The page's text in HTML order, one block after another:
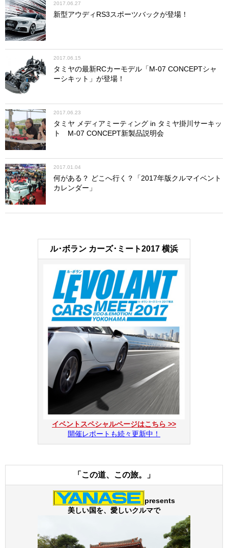
2017.06.27
新型アウディRS3スポーツバックが登場！
2017.06.15
タミヤの最新RCカーモデル「M-07 CONCEPTシャ
ーシキット」が登場！
2017.06.23
タミヤ メディアミーティング in タミヤ掛川サーキッ
ト M-07 CONCEPT新製品説明会
2017.01.04
何がある？ どこへ行く？「2017年版クルマイベント
カレンダー」
ル･ボラン カーズ･ミート2017 横浜
イベントスペシャルページはこちら >>
開催レポートも続々更新中！
「この道、この旅。」
presents
美しい国を、愛しいクルマで